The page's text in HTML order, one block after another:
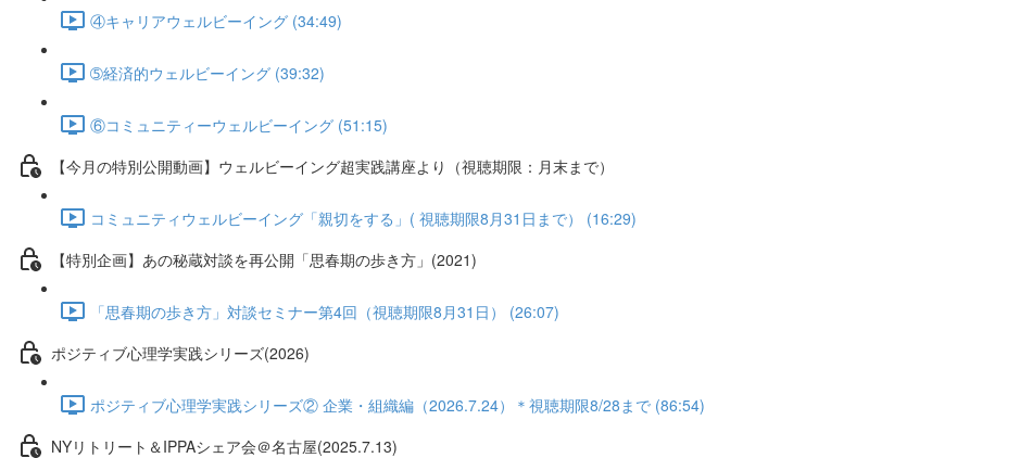
④キャリアウェルビーイング (34:49)
➄経済的ウェルビーイング (39:32)
⑥コミュニティーウェルビーイング (51:15)
【今月の特別公開動画】ウェルビーイング超実践講座より（視聴期限：月末まで）
コミュニティウェルビーイング「親切をする」( 視聴期限8月31日まで） (16:29)
【特別企画】あの秘蔵対談を再公開「思春期の歩き方」(2021)
「思春期の歩き方」対談セミナー第4回（視聴期限8月31日） (26:07)
ポジティブ心理学実践シリーズ(2026)
ポジティブ心理学実践シリーズ② 企業・組織編（2026.7.24）＊視聴期限8/28まで (86:54)
NYリトリート＆IPPAシェア会＠名古屋(2025.7.13)